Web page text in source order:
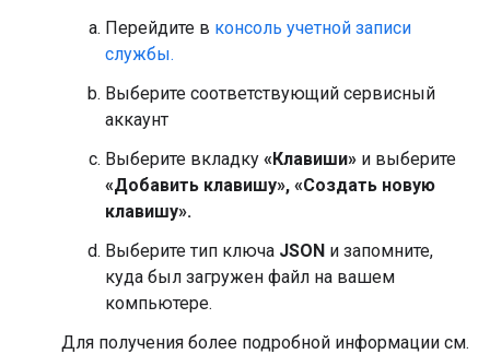
Перейдите в консоль учетной записи
службы.
Выберите соответствующий сервисный
аккаунт
Выберите вкладку «Клавиши» и выберите
«Добавить клавишу», «Создать новую
клавишу».
Выберите тип ключа JSON и запомните,
куда был загружен файл на вашем
компьютере.
Для получения более подробной информации см.